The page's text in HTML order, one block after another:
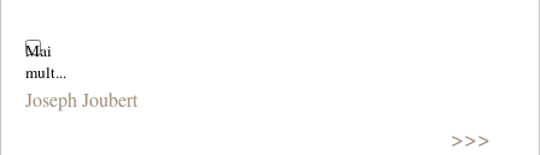
Joseph Joubert
>>>